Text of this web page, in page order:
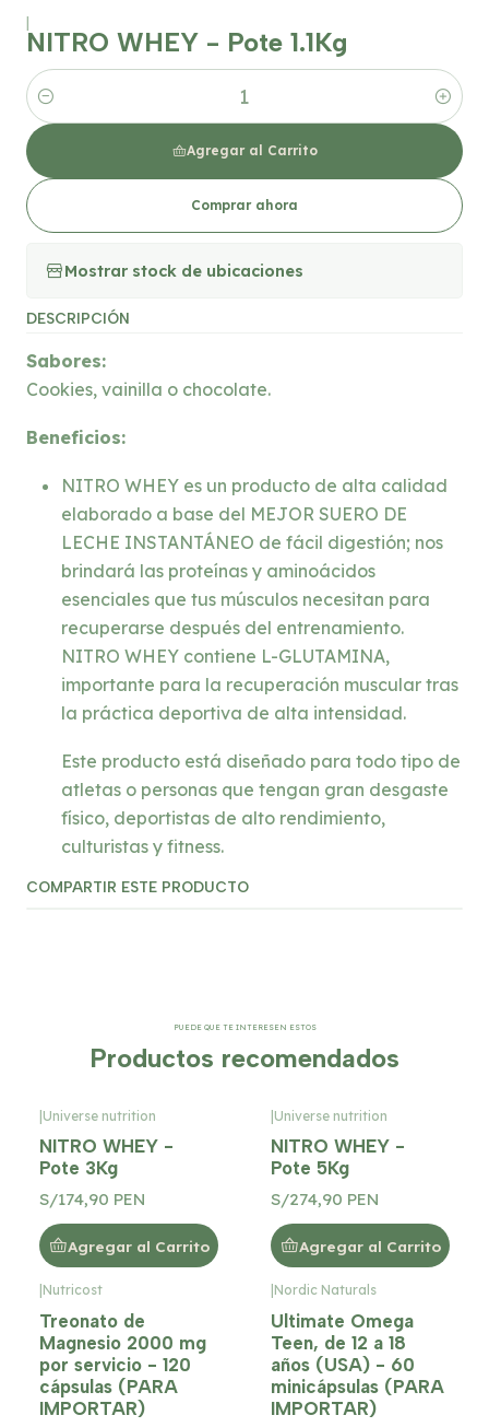
|
NITRO WHEY - Pote 1.1Kg
Cantidad
Agregar al Carrito
Comprar ahora
Mostrar stock de ubicaciones
DESCRIPCIÓN
Sabores:
Cookies, vainilla o chocolate.
Beneficios:
NITRO WHEY es un producto de alta calidad
elaborado a base del MEJOR SUERO DE
LECHE INSTANTÁNEO de fácil digestión; nos
brindará las proteínas y aminoácidos
esenciales que tus músculos necesitan para
recuperarse después del entrenamiento.
NITRO WHEY contiene L-GLUTAMINA,
importante para la recuperación muscular tras
la práctica deportiva de alta intensidad.
Este producto está diseñado para todo tipo de
atletas o personas que tengan gran desgaste
físico, deportistas de alto rendimiento,
culturistas y fitness.
COMPARTIR ESTE PRODUCTO
PUEDE QUE TE INTERESEN ESTOS
Productos recomendados
Universe nutrition
NITRO WHEY -
Pote 3Kg
S/174,90 PEN
Agregar al Carrito
Universe nutrition
NITRO WHEY -
Pote 5Kg
S/274,90 PEN
Agregar al Carrito
Nutricost
Treonato de
Magnesio 2000 mg
por servicio - 120
cápsulas (PARA
IMPORTAR)
Nordic Naturals
Ultimate Omega
Teen, de 12 a 18
años (USA) - 60
minicápsulas (PARA
IMPORTAR)